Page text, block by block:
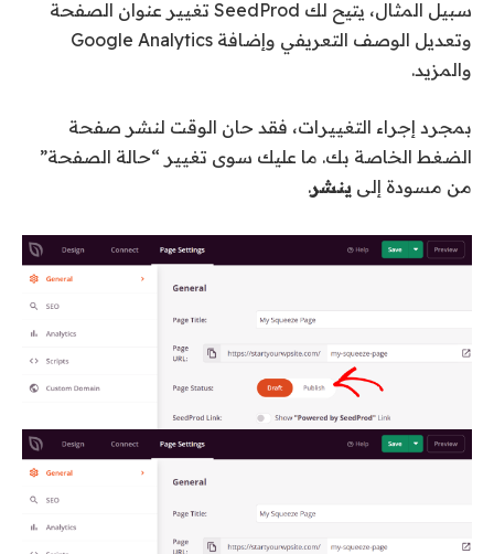
سبيل المثال، يتيح لك SeedProd تغيير عنوان الصفحة
وتعديل الوصف التعريفي وإضافة Google Analytics
والمزيد.
بمجرد إجراء التغييرات، فقد حان الوقت لنشر صفحة
الضغط الخاصة بك. ما عليك سوى تغيير “حالة الصفحة”
من مسودة إلى ينشر.